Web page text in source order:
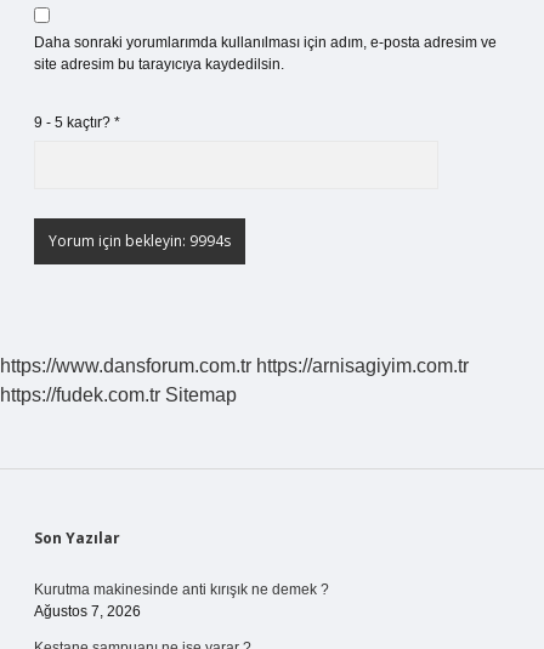
Daha sonraki yorumlarımda kullanılması için adım, e-posta adresim ve
site adresim bu tarayıcıya kaydedilsin.
9 - 5 kaçtır? *
https://www.dansforum.com.tr https://arnisagiyim.com.tr
https://fudek.com.tr Sitemap
Sidebar
Son Yazılar
Kurutma makinesinde anti kırışık ne demek ?
Ağustos 7, 2026